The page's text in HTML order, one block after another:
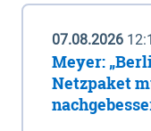
07.08.2026
Meyer:
Netzpaket